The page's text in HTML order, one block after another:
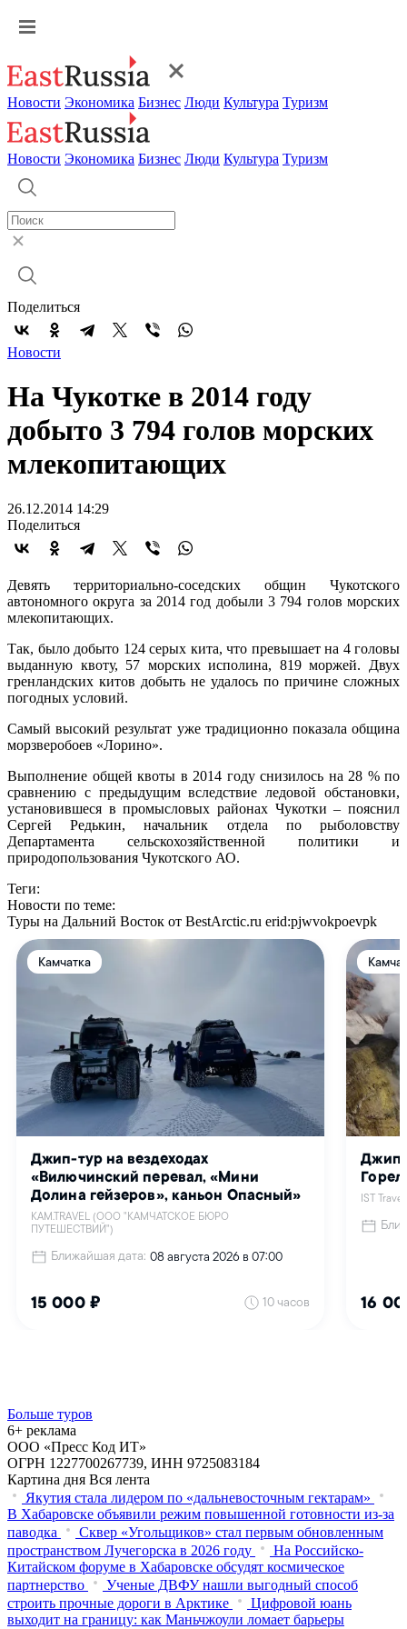
Новости Экономика Бизнес Люди Культура Туризм
Новости Экономика Бизнес Люди Культура Туризм
Поделиться
Новости
На Чукотке в 2014 году
добыто 3 794 голов морских
млекопитающих
26.12.2014 14:29
Поделиться
Девять территориально-соседских общин Чукотского
автономного округа за 2014 год добыли 3 794 голов морских
млекопитающих.
Так, было добыто 124 серых кита, что превышает на 4 головы
выданную квоту, 57 морских исполина, 819 моржей. Двух
гренландских китов добыть не удалось по причине сложных
погодных условий.
Самый высокий результат уже традиционно показала община
морзверобоев «Лорино».
Выполнение общей квоты в 2014 году снизилось на 28 % по
сравнению с предыдущим вследствие ледовой обстановки,
установившеся в промысловых районах Чукотки – пояснил
Сергей Редькин, начальник отдела по рыболовству
Департамента сельскохозяйственной политики и
природопользования Чукотского АО.
Теги:
Новости по теме:
Туры на Дальний Восток от BestArctic.ru erid:pjwvokpoevpk
Больше туров
6+ реклама
ООО «Пресс Код ИТ»
ОГРН 1227700267739, ИНН 9725083184
Картина дня Вся лента
Якутия стала лидером по «дальневосточным гектарам»
В Хабаровске объявили режим повышенной готовности из‑за
паводка
Сквер «Угольщиков» стал первым обновленным
пространством Лучегорска в 2026 году
На Российско-
Китайском форуме в Хабаровске обсудят космическое
партнерство
Ученые ДВФУ нашли выгодный способ
строить прочные дороги в Арктике
Цифровой юань
выходит на границу: как Маньчжоули ломает барьеры